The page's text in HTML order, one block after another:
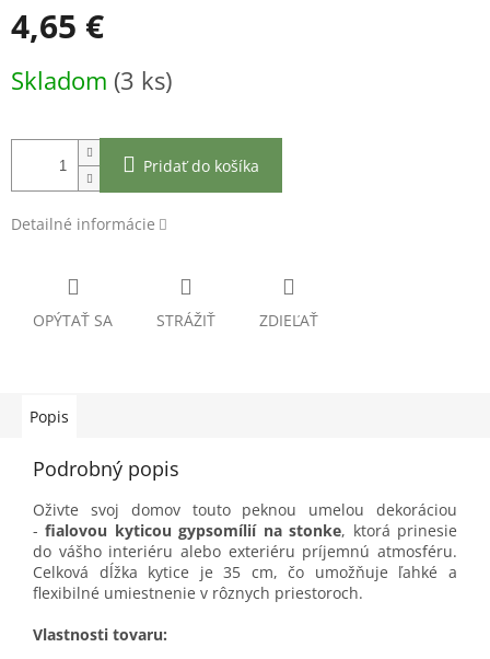
4,65 €
cena:
Skladom (3 ks)
Pridať do košíka
Detailné informácie
OPÝTAŤ SA STRÁŽIŤ ZDIEĽAŤ
Popis
Podrobný popis
Oživte svoj domov touto peknou umelou dekoráciou
- fialovou kyticou gypsomílií na stonke, ktorá prinesie
do vášho interiéru alebo exteriéru príjemnú atmosféru.
Celková dĺžka kytice je 35 cm, čo umožňuje ľahké a
flexibilné umiestnenie v rôznych priestoroch.
Vlastnosti tovaru: